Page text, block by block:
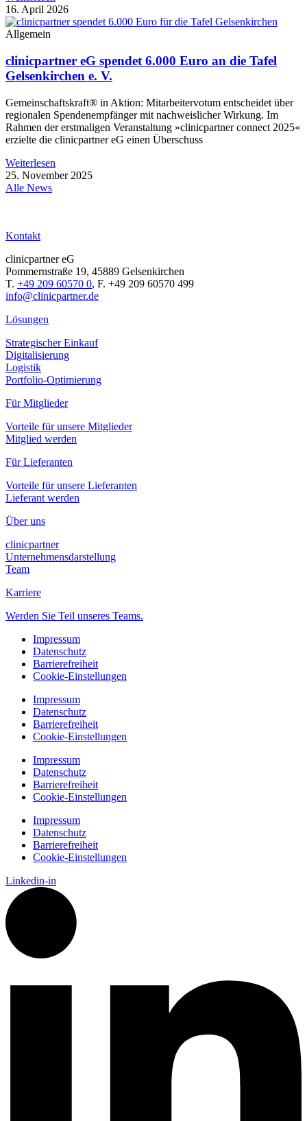
16. April 2026
Allgemein
clinicpartner eG spendet 6.000 Euro an die Tafel
Gelsenkirchen e. V.
Gemeinschaftskraft® in Aktion: Mitarbeitervotum entscheidet über
regionalen Spendenempfänger mit nachweislicher Wirkung. Im
Rahmen der erstmaligen Veranstaltung »clinicpartner connect 2025«
erzielte die clinicpartner eG einen Überschuss
Weiterlesen
25. November 2025
Alle News
Kontakt
clinicpartner eG
Pommernstraße 19, 45889 Gelsenkirchen
T. +49 209 60570 0, F. +49 209 60570 499
info@clinicpartner.de
Lösungen
Strategischer Einkauf
Digitalisierung
Logistik
Portfolio-Optimierung
Für Mitglieder
Vorteile für unsere Mitglieder
Mitglied werden
Für Lieferanten
Vorteile für unsere Lieferanten
Lieferant werden
Über uns
clinicpartner
Unternehmensdarstellung
Team
Karriere
Werden Sie Teil unseres Teams.
Impressum
Datenschutz
Barrierefreiheit
Cookie-Einstellungen
Impressum
Datenschutz
Barrierefreiheit
Cookie-Einstellungen
Impressum
Datenschutz
Barrierefreiheit
Cookie-Einstellungen
Impressum
Datenschutz
Barrierefreiheit
Cookie-Einstellungen
Linkedin-in